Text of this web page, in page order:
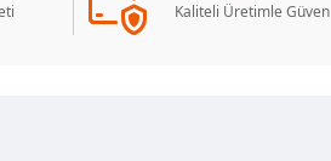
Kaliteli Üretimle Güven